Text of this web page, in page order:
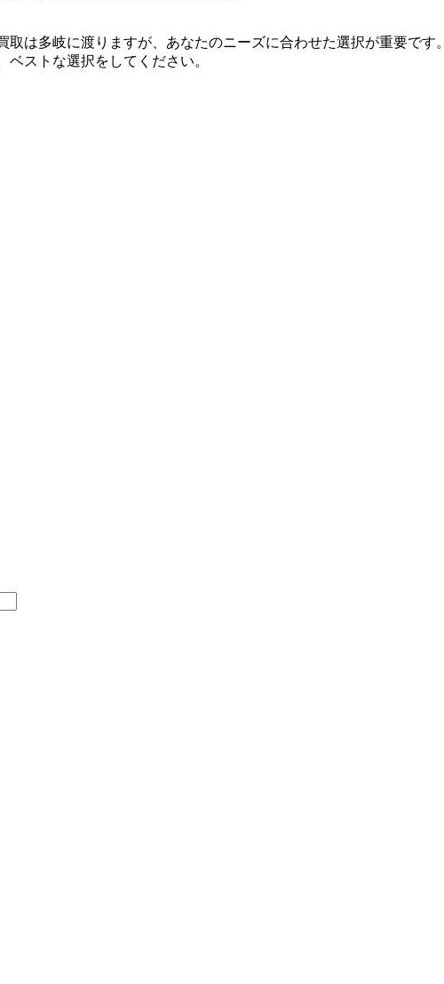
は多岐に渡りますが、あなたのニーズに合わせた選択が重要です。
ストな選択をしてください。